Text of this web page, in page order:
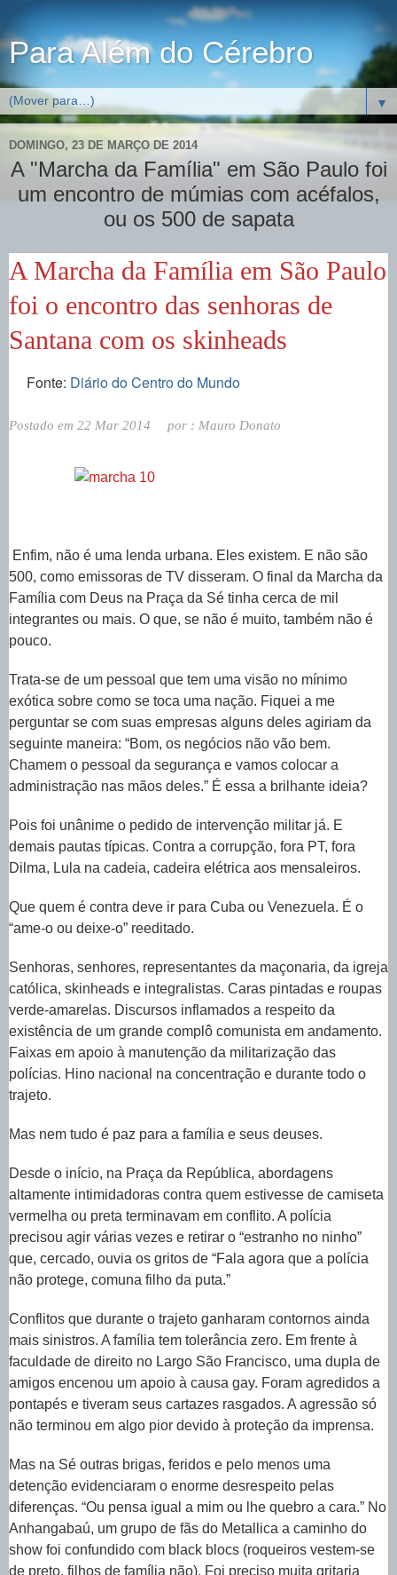
Para Além do Cérebro
▼
DOMINGO, 23 DE MARÇO DE 2014
A "Marcha da Família" em São Paulo foi
um encontro de múmias com acéfalos,
ou os 500 de sapata
A Marcha da Família em São Paulo
foi o encontro das senhoras de
Santana com os skinheads
Fonte: Diário do Centro do Mundo
Postado em 22 Mar 2014 por : Mauro Donato
Enfim, não é uma lenda urbana. Eles existem. E não são
500, como emissoras de TV disseram. O final da Marcha da
Família com Deus na Praça da Sé tinha cerca de mil
integrantes ou mais. O que, se não é muito, também não é
pouco.
Trata-se de um pessoal que tem uma visão no mínimo
exótica sobre como se toca uma nação. Fiquei a me
perguntar se com suas empresas alguns deles agiriam da
seguinte maneira: “Bom, os negócios não vão bem.
Chamem o pessoal da segurança e vamos colocar a
administração nas mãos deles.” É essa a brilhante ideia?
Pois foi unânime o pedido de intervenção militar já. E
demais pautas típicas. Contra a corrupção, fora PT, fora
Dilma, Lula na cadeia, cadeira elétrica aos mensaleiros.
Que quem é contra deve ir para Cuba ou Venezuela. É o
“ame-o ou deixe-o” reeditado.
Senhoras, senhores, representantes da maçonaria, da igreja
católica, skinheads e integralistas. Caras pintadas e roupas
verde-amarelas. Discursos inflamados a respeito da
existência de um grande complô comunista em andamento.
Faixas em apoio à manutenção da militarização das
polícias. Hino nacional na concentração e durante todo o
trajeto.
Mas nem tudo é paz para a família e seus deuses.
Desde o início, na Praça da República, abordagens
altamente intimidadoras contra quem estivesse de camiseta
vermelha ou preta terminavam em conflito. A polícia
precisou agir várias vezes e retirar o “estranho no ninho”
que, cercado, ouvia os gritos de “Fala agora que a polícia
não protege, comuna filho da puta.”
Conflitos que durante o trajeto ganharam contornos ainda
mais sinistros. A família tem tolerância zero. Em frente à
faculdade de direito no Largo São Francisco, uma dupla de
amigos encenou um apoio à causa gay. Foram agredidos a
pontapés e tiveram seus cartazes rasgados. A agressão só
não terminou em algo pior devido à proteção da imprensa.
Mas na Sé outras brigas, feridos e pelo menos uma
detenção evidenciaram o enorme desrespeito pelas
diferenças. “Ou pensa igual a mim ou lhe quebro a cara.” No
Anhangabaú, um grupo de fãs do Metallica a caminho do
show foi confundido com black blocs (roqueiros vestem-se
de preto, filhos de família não). Foi preciso muita gritaria